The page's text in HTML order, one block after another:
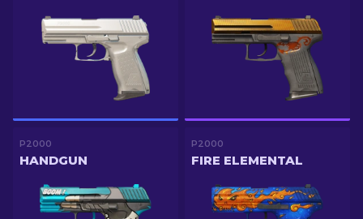
P2000
HANDGUN
P2000
FIRE ELEMENTAL